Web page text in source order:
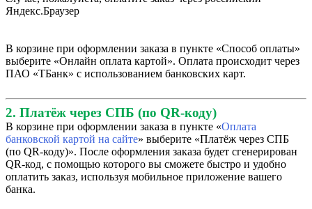
Яндекс.Браузер
В корзине при оформлении заказа в пункте «Способ оплаты»
выберите «Онлайн оплата картой». Оплата происходит через
ПАО «ТБанк» с использованием банковских карт.
2. Платёж через СПБ (по QR-коду)
В корзине при оформлении заказа в пункте «Оплата
банковской картой на сайте» выберите «Платёж через СПБ
(по QR-коду)». После оформления заказа будет сгенерирован
QR-код, с помощью которого вы сможете быстро и удобно
оплатить заказ, используя мобильное приложение вашего
банка.